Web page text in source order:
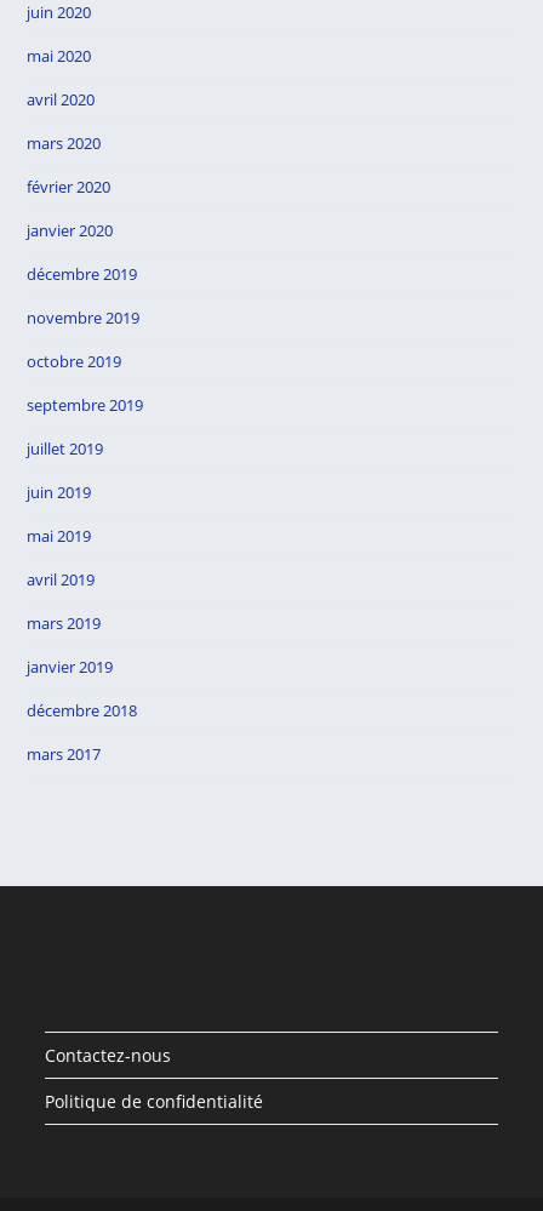
juin 2020
mai 2020
avril 2020
mars 2020
février 2020
janvier 2020
décembre 2019
novembre 2019
octobre 2019
septembre 2019
juillet 2019
juin 2019
mai 2019
avril 2019
mars 2019
janvier 2019
décembre 2018
mars 2017
Contactez-nous
Politique de confidentialité